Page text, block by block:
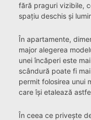
fără praguri vizibile,
spațiu deschis și
În apartamente,
major alegerea
unei încăperi este
scândură poate fi
permit folosirea unui
care își etalează
În ceea ce privește